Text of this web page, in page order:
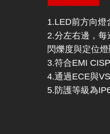
1.LED前方向燈
2.分左右邊，每
閃爍度與定位
3.符合EMI
4.通過ECE與
5.防護等級為